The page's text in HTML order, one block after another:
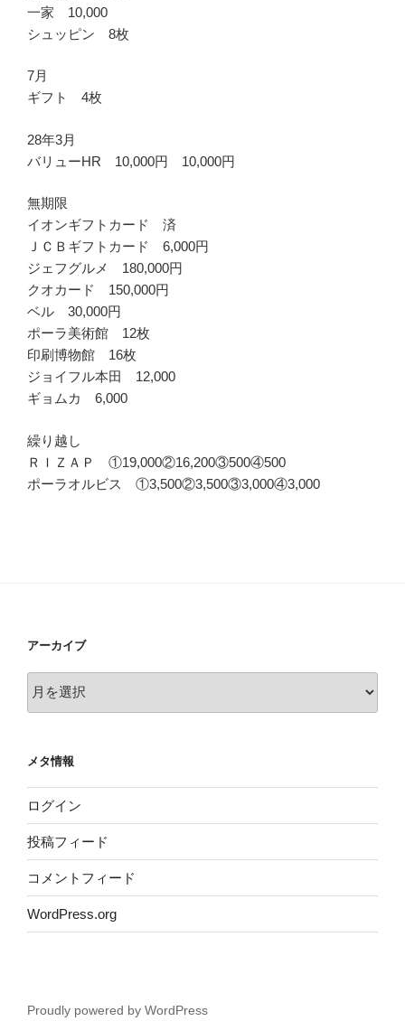
一家 10,000
シュッピン 8枚
7月
ギフト 4枚
28年3月
バリューHR 10,000円 10,000円
無期限
イオンギフトカード 済
ＪＣＢギフトカード 6,000円
ジェフグルメ 180,000円
クオカード 150,000円
ベル 30,000円
ポーラ美術館 12枚
印刷博物館 16枚
ジョイフル本田 12,000
ギョムカ 6,000
繰り越し
ＲＩＺＡＰ ①19,000②16,200③500④500
ポーラオルビス ①3,500②3,500③3,000④3,000
アーカイブ
ー
ブ
メタ情報
ログイン
投稿フィード
コメントフィード
WordPress.org
Proudly powered by WordPress